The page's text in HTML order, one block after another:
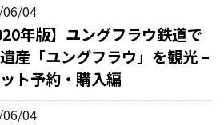
04
年版】ユングフラウ鉄道で
産「ユングフラウ」を観光 –
ト予約・購入編
04